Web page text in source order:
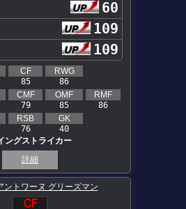
60
109
109
CF
85
RWG
86
CMF
79
OMF
85
RMF
86
RSB
76
GK
40
ングストライカー
詳細
ントワーヌ グリーズマン